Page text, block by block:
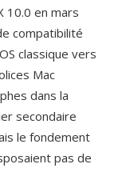
10.0 en mars
compatibilité
classique vers
Mac
dans la
secondaire
le fondement
pas de